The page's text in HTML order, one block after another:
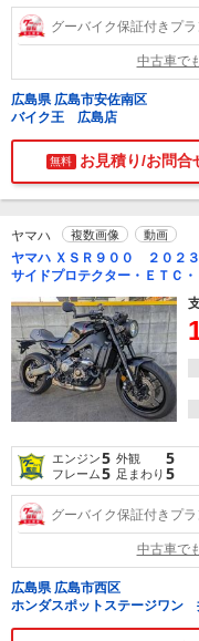
グーバイク保証付きプラ
中古車で
広島県 広島市安佐南区
バイク王 広島店
無料 お見積り/お問合
ヤマハ 複数画像 動画
ヤマハ ＸＳＲ９００ ２０２
サイドプロテクター・ＥＴＣ・
エンジン5 外観 5
フレーム5 足まわり 5
グーバイク保証付きプラ
中古車で
広島県 広島市西区
ホンダスポットステージワン